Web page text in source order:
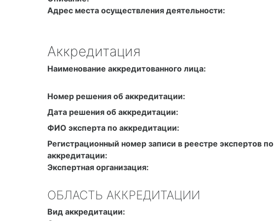
Адрес места осуществления деятельности:
Аккредитация
Наименование аккредитованного лица:
Номер решения об аккредитации:
Дата решения об аккредитации:
ФИО эксперта по аккредитации:
Регистрационный номер записи в реестре экспертов по
аккредитации:
Экспертная организация:
ОБЛАСТЬ АККРЕДИТАЦИИ
Вид аккредитации: